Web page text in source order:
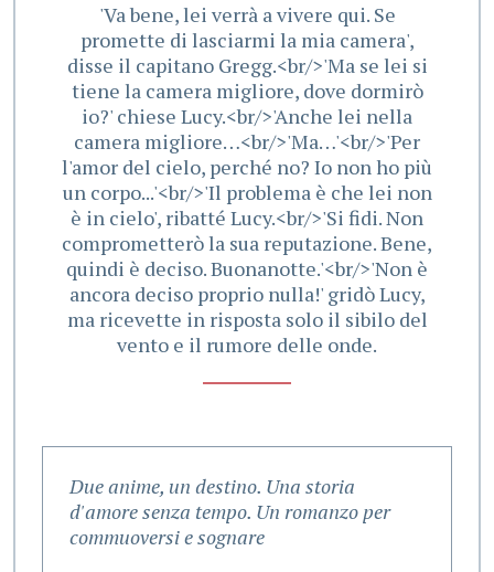
'Va bene, lei verrà a vivere qui. Se
promette di lasciarmi la mia camera',
disse il capitano Gregg.<br/>'Ma se lei si
tiene la camera migliore, dove dormirò
io?' chiese Lucy.<br/>'Anche lei nella
camera migliore…<br/>'Ma…'<br/>'Per
l'amor del cielo, perché no? Io non ho più
un corpo...'<br/>'Il problema è che lei non
è in cielo', ribatté Lucy.<br/>'Si fidi. Non
comprometterò la sua reputazione. Bene,
quindi è deciso. Buonanotte.'<br/>'Non è
ancora deciso proprio nulla!' gridò Lucy,
ma ricevette in risposta solo il sibilo del
vento e il rumore delle onde.
Due anime, un destino. Una storia
d'amore senza tempo. Un romanzo per
commuoversi e sognare